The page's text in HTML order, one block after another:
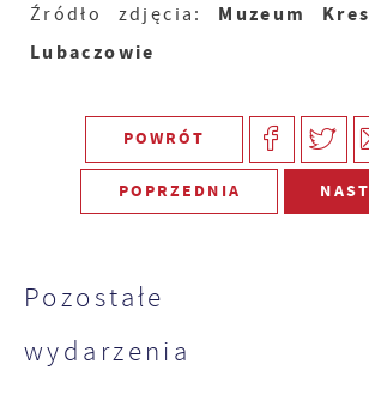
Źródło zdjęcia: Muzeum
Lubaczowie
POWRÓT
POPRZEDNIA
Pozostałe
wydarzenia